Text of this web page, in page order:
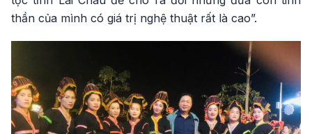
thần của mình có giá trị nghệ thuật rất là cao”.